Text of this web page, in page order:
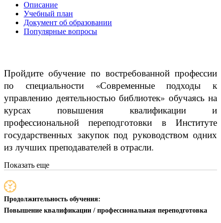
Описание
Учебный план
Документ об образовании
Популярные вопросы
Пройдите обучение по востребованной профессии
по специальности «Современные подходы к
управлению деятельностью библиотек» обучаясь на
курсах повышения квалификации и
профессиональной переподготовки в Институте
государственных закупок под руководством одних
из лучших преподавателей в отрасли.
Показать еще
Продолжительность обучения:
Повышение квалификации / профессиональная переподготовка